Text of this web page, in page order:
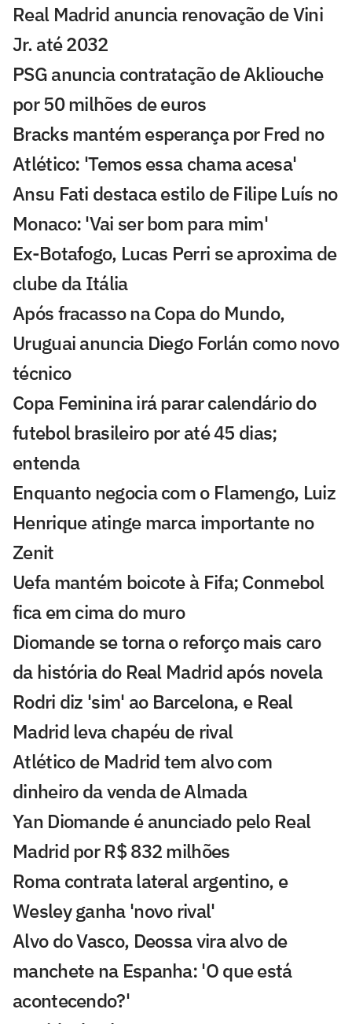
Real Madrid anuncia renovação de Vini
Jr. até 2032
PSG anuncia contratação de Akliouche
por 50 milhões de euros
Bracks mantém esperança por Fred no
Atlético: 'Temos essa chama acesa'
Ansu Fati destaca estilo de Filipe Luís no
Monaco: 'Vai ser bom para mim'
Ex-Botafogo, Lucas Perri se aproxima de
clube da Itália
Após fracasso na Copa do Mundo,
Uruguai anuncia Diego Forlán como novo
técnico
Copa Feminina irá parar calendário do
futebol brasileiro por até 45 dias;
entenda
Enquanto negocia com o Flamengo, Luiz
Henrique atinge marca importante no
Zenit
Uefa mantém boicote à Fifa; Conmebol
fica em cima do muro
Diomande se torna o reforço mais caro
da história do Real Madrid após novela
Rodri diz 'sim' ao Barcelona, e Real
Madrid leva chapéu de rival
Atlético de Madrid tem alvo com
dinheiro da venda de Almada
Yan Diomande é anunciado pelo Real
Madrid por R$ 832 milhões
Roma contrata lateral argentino, e
Wesley ganha 'novo rival'
Alvo do Vasco, Deossa vira alvo de
manchete na Espanha: 'O que está
acontecendo?'